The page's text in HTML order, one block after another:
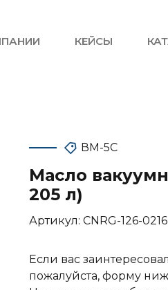
КЕЙСЫ
ВМ-5С
Масло
205 л)
Артикул: CNRG-126-0216
Если вас
пожалуйста, форму